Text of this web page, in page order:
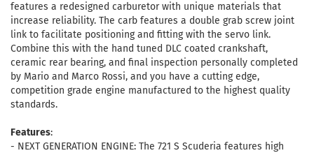
features a redesigned carburetor with unique materials that
increase reliability. The carb features a double grab screw joint
link to facilitate positioning and fitting with the servo link.
Combine this with the hand tuned DLC coated crankshaft,
ceramic rear bearing, and final inspection personally completed
by Mario and Marco Rossi, and you have a cutting edge,
competition grade engine manufactured to the highest quality
standards.
Features:
- NEXT GENERATION ENGINE: The 721 S Scuderia features high